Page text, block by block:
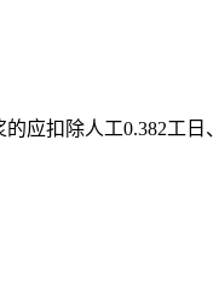
应扣除人工0.382工日